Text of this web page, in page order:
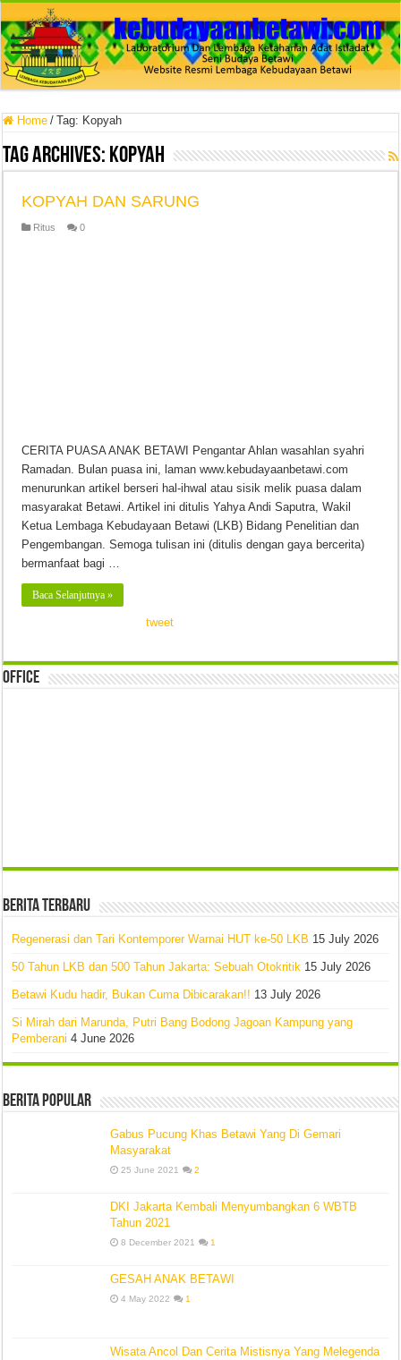
Home / Tag: Kopyah
Tag Archives: Kopyah
KOPYAH DAN SARUNG
Ritus 0
CERITA PUASA ANAK BETAWI Pengantar Ahlan wasahlan syahri
Ramadan. Bulan puasa ini, laman www.kebudayaanbetawi.com
menurunkan artikel berseri hal-ihwal atau sisik melik puasa dalam
masyarakat Betawi. Artikel ini ditulis Yahya Andi Saputra, Wakil
Ketua Lembaga Kebudayaan Betawi (LKB) Bidang Penelitian dan
Pengembangan. Semoga tulisan ini (ditulis dengan gaya bercerita)
bermanfaat bagi …
Baca Selanjutnya »
tweet
Office
Berita Terbaru
Regenerasi dan Tari Kontemporer Warnai HUT ke-50 LKB 15 July 2026
50 Tahun LKB dan 500 Tahun Jakarta: Sebuah Otokritik 15 July 2026
Betawi Kudu hadir, Bukan Cuma Dibicarakan!! 13 July 2026
Si Mirah dari Marunda, Putri Bang Bodong Jagoan Kampung yang
Pemberani 4 June 2026
Berita Popular
Gabus Pucung Khas Betawi Yang Di Gemari
Masyarakat
25 June 2021 2
DKI Jakarta Kembali Menyumbangkan 6 WBTB
Tahun 2021
8 December 2021 1
GESAH ANAK BETAWI
4 May 2022 1
Wisata Ancol Dan Cerita Mistisnya Yang Melegenda